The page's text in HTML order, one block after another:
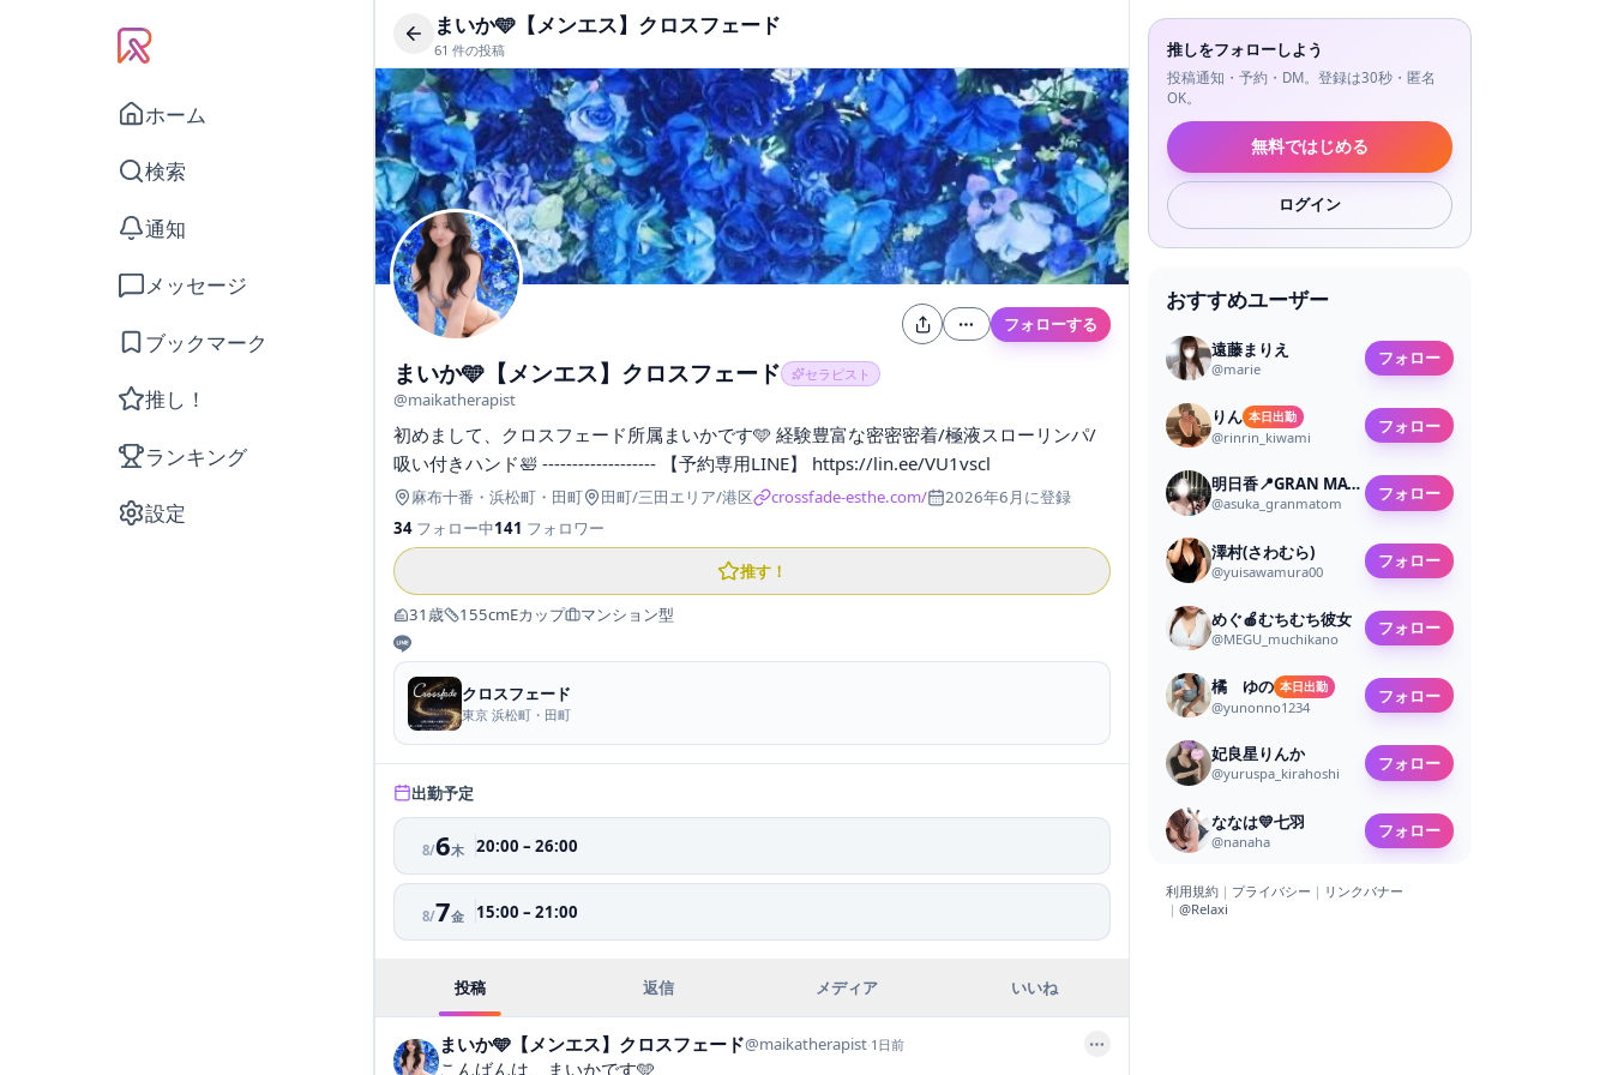
ホーム
検索
通知
メッセージ
ブックマーク
推し！
ランキング
設定
まいか🩵【メンエス】クロスフェード
61 件の投稿
フォローする
まいか🩵【メンエス】クロスフェード セラピスト
@maikatherapist
初めまして、クロスフェード所属まいかです🩵 経験豊富な密密密着/極液スローリンパ/
吸い付きハンド🛀 ------------------- 【予約専用LINE】 https://lin.ee/VU1vscl
麻布十番 ・ 浜松町・田町 田町/三田エリア/港区 crossfade-esthe.com/ 2026年6月 に登録
34 フォロー中141 フォロワー
推す！
31 歳 155cmEカップ マンション型
クロスフェード
東京 浜松町・田町
出勤予定
8/6木 20:00 –26:00
8/7金 15:00 –21:00
投稿 返信 メディア いいね
まいか🩵【メンエス】クロスフェード@maikatherapist·1日前
こんばんは、まいかです🩵
推しをフォローしよう
投稿通知・予約・DM。登録は30秒・匿名
OK。
無料ではじめる
ログイン
おすすめユーザー
遠藤まりえ
@marie フォロー
りん 本日出勤
@rinrin_kiwami
フォロー
明日香📍GRAN MATOM
@asuka_granmatom フォロー
澤村(さわむら)
@yuisawamura00 フォロー
めぐ🍎むちむち彼女
@MEGU_muchikano フォロー
橘 ゆの 本日出勤
@yunonno1234
フォロー
妃良星りんか
@yuruspa_kirahoshi フォロー
ななは💛七羽
@nanaha フォロー
利用規約 ｜ プライバシー ｜ リンクバナー
｜ @Relaxi